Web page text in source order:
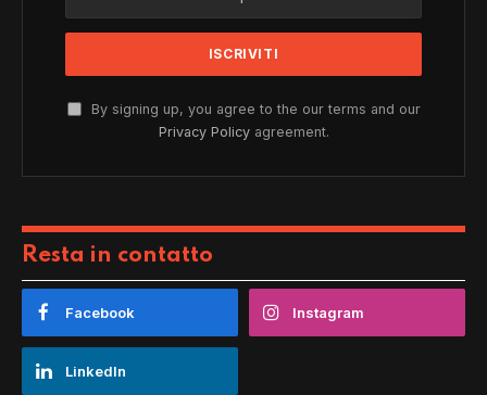
By signing up, you agree to the our terms and our
Privacy Policyagreement.
Resta in contatto
Facebook Instagram
LinkedIn